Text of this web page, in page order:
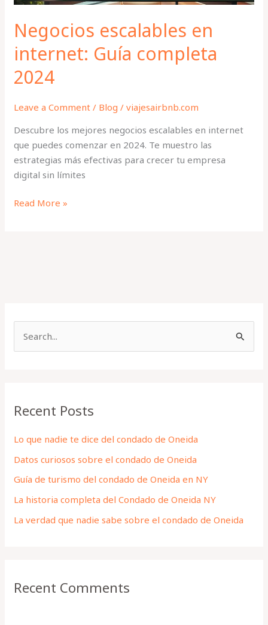
Negocios escalables en
internet: Guía completa
2024
Leave a Comment / Blog /viajesairbnb.com
Descubre los mejores negocios escalables en internet
que puedes comenzar en 2024. Te muestro las
estrategias más efectivas para crecer tu empresa
digital sin límites
Read More »
c
f
o
r
:
Recent Posts
Lo que nadie te dice del condado de Oneida
Datos curiosos sobre el condado de Oneida
Guía de turismo del condado de Oneida en NY
La historia completa del Condado de Oneida NY
La verdad que nadie sabe sobre el condado de Oneida
Recent Comments